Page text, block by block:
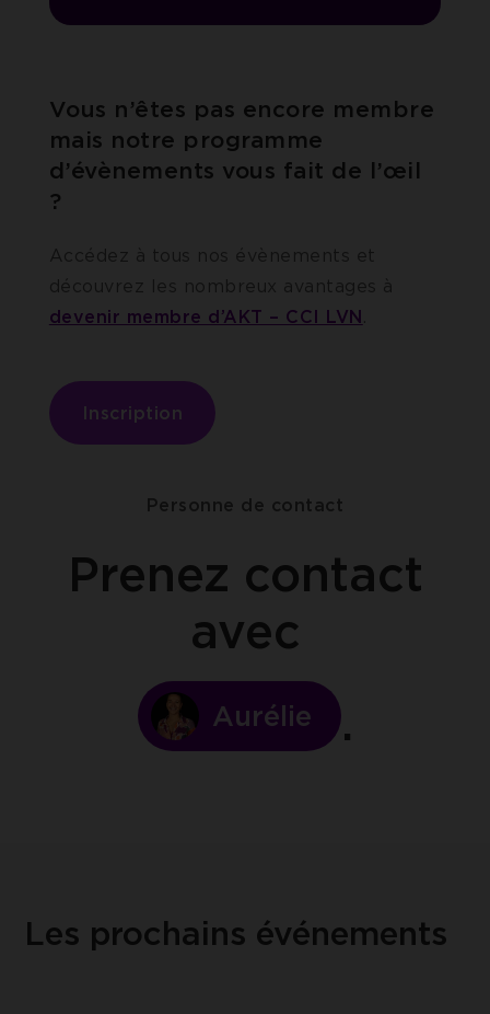
Vous n’êtes pas encore membre
mais notre programme
d’évènements vous fait de l’œil
?
Accédez à tous nos évènements et
découvrez les nombreux avantages à
devenir membre d’AKT – CCI LVN.
Inscription
Personne de contact
Prenez contact
avec
Aurélie
Les prochains événements